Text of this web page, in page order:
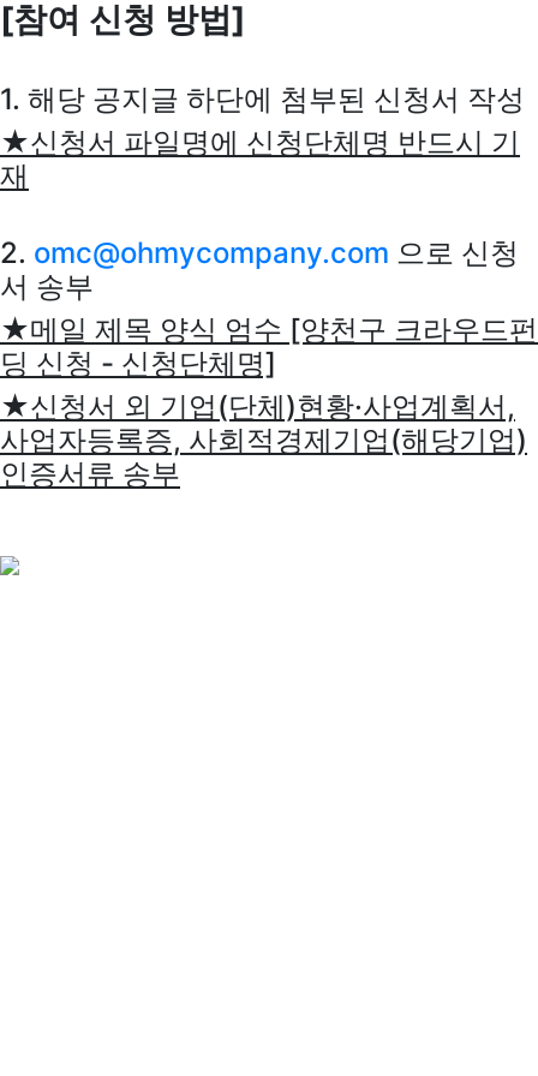
[참여 신청 방법]
1. 해당 공지글 하단에 첨부된 신청서 작성
★신청서 파일명에 신청단체명 반드시 기
재
2. omc@ohmycompany.com 으로 신청
서 송부
★메일 제목 양식 엄수 [양천구 크라우드펀
딩 신청 - 신청단체명]
★신청서 외 기업(단체)현황·사업계획서,
사업자등록증, 사회적경제기업(해당기업)
인증서류 송부